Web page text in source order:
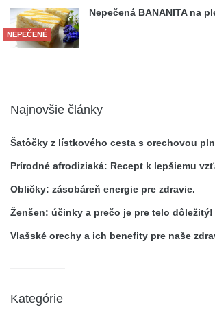
NEPEČENÉ
Nepečená BANANITA na
Najnovšie články
Šatôčky z lístkového cesta s orechovou
Prírodné afrodiziaká: Recept k lepšiemu
Obličky: zásobáreň energie pre zdravie.
Ženšen: účinky a prečo je pre telo dôležitý!
Vlašské orechy a ich benefity pre naše
Kategórie